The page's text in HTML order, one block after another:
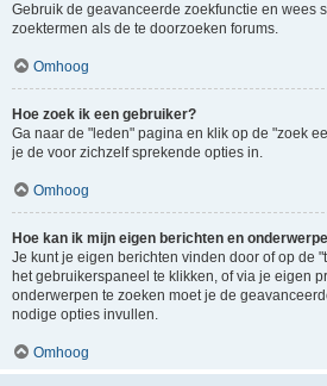
Gebruik de geavanceerde zoekfunctie en wees
zoektermen als de te doorzoeken forums.
Omhoog
Hoe zoek ik een gebruiker?
Ga naar de "leden" pagina en klik op de "zoek
je de voor zichzelf sprekende opties in.
Omhoog
Hoe kan ik mijn eigen berichten en
Je kunt je eigen berichten vinden door of op de
het gebruikerspaneel te klikken, of via je eigen
onderwerpen te zoeken moet je de
nodige opties invullen.
Omhoog